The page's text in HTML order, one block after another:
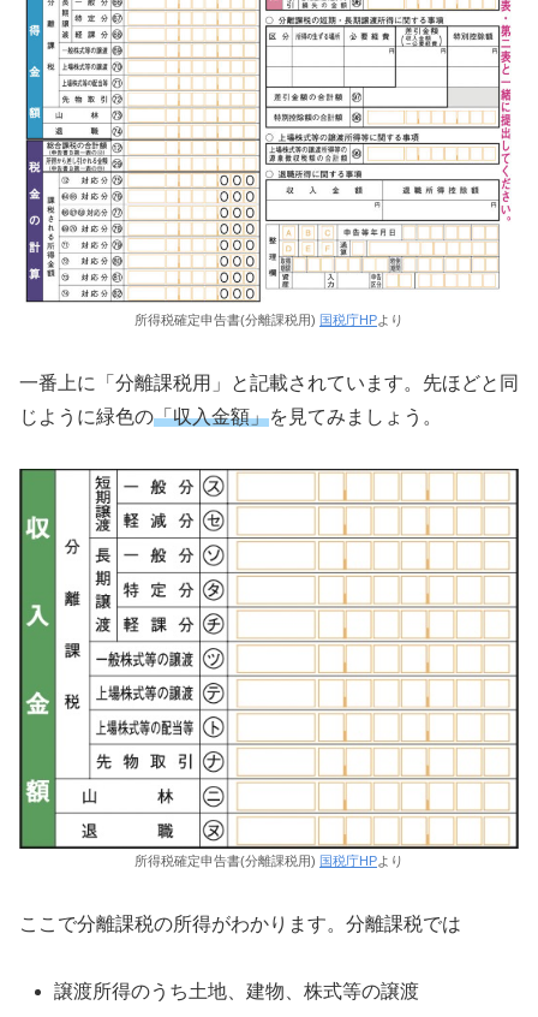
所得税確定申告書(分離課税用) 国税庁HPより
一番上に「分離課税用」と記載されています。先ほどと同
じように緑色の「収入金額」を見てみましょう。
所得税確定申告書(分離課税用) 国税庁HPより
ここで分離課税の所得がわかります。分離課税では
譲渡所得のうち土地、建物、株式等の譲渡